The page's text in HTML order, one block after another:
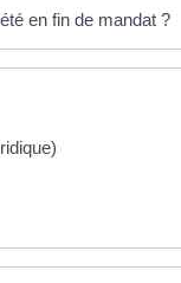
en fin de mandat ?